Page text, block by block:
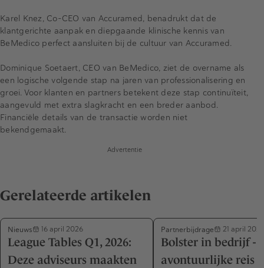
Karel Knez, Co-CEO van Accuramed, benadrukt dat de
klantgerichte aanpak en diepgaande klinische kennis van
BeMedico perfect aansluiten bij de cultuur van Accuramed.
Dominique Soetaert, CEO van BeMedico, ziet de overname als
een logische volgende stap na jaren van professionalisering en
groei. Voor klanten en partners betekent deze stap continuïteit,
aangevuld met extra slagkracht en een breder aanbod.
Financiële details van de transactie worden niet
bekendgemaakt.
Advertentie
Gerelateerde artikelen
Nieuws 16 april 2026
League Tables Q1, 2026:
Deze adviseurs maakten
Partnerbijdrage 21 april 2026
Bolster in bedrijf -
avontuurlijke reis